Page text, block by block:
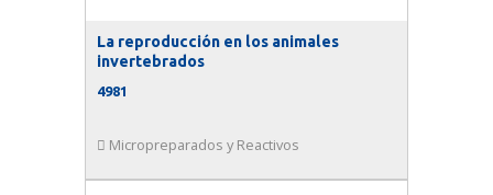
La reproducción en los animales
invertebrados
4981
Micropreparados y Reactivos